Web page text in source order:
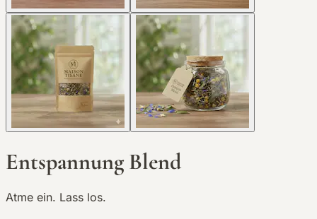
Entspannung Blend
Atme ein. Lass los.